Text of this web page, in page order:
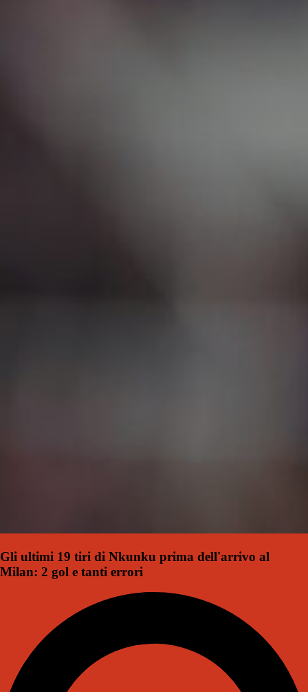
Gli ultimi 19 tiri di Nkunku prima dell'arrivo al
Milan: 2 gol e tanti errori